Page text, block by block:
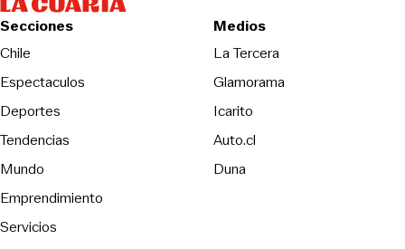
Secciones
Chile
Espectaculos
Deportes
Tendencias
Mundo
Emprendimiento
Servicios
Medios
La TerceraOpens in new
Glamorama
Icarito
Auto.cl
DunaOpens in new window